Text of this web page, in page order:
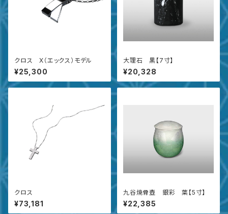
クロス X（エックス）モデル
¥25,300
大理石 黒【7寸】
¥20,328
クロス
¥73,181
九谷焼骨壺 銀彩 葉【5寸】
¥22,385